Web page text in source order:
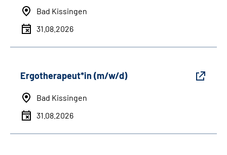
Bad Kissingen
31.08.2026
Ergotherapeut*in (m/w/d)
Bad Kissingen
31.08.2026